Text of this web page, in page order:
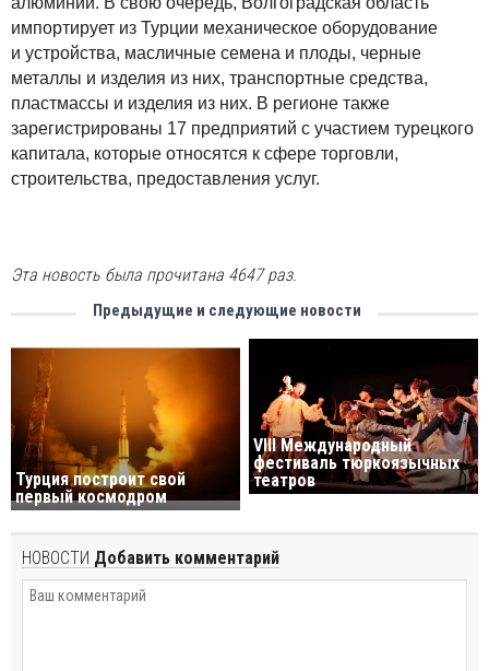
импортирует из Турции механическое оборудование
и устройства, масличные семена и плоды, черные
металлы и изделия из них, транспортные средства,
пластмассы и изделия из них. В регионе также
зарегистрированы 17 предприятий с участием турецкого
капитала, которые относятся к сфере торговли,
строительства, предоставления услуг.
Эта новость была прочитана 4647 раз.
Предыдущие и следующие новости
Турция построит свой
первый космодром
VIII Международный
фестиваль тюркоязычных
театров
НОВОСТИ Добавить комментарий